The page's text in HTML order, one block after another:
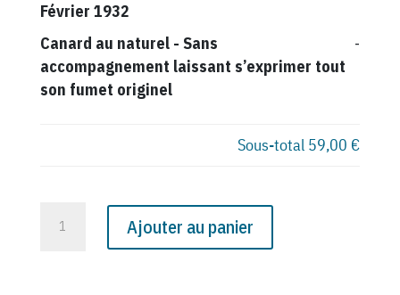
Février 1932
Canard au naturel- Sans
accompagnement laissant s’exprimer tout
son fumet originel
-
Sous-total 59,00 €
Ajouter au panier